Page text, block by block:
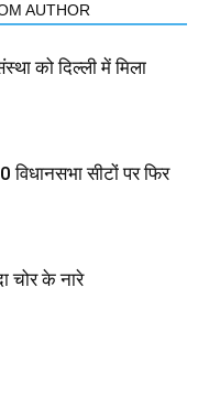
AUTHOR
को दिल्ली में मिला
सीटों पर फिर
चोर के नारे